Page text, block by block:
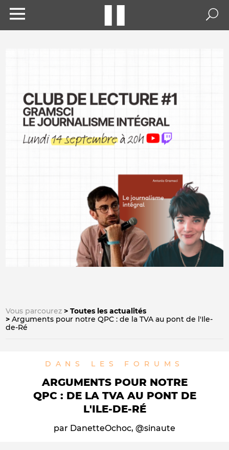
Vous parcourez
Toutes les actualités
Arguments pour notre QPC : de la TVA au pont de l'Ile-
de-Ré
DANS LES FORUMS
ARGUMENTS POUR NOTRE
QPC : DE LA TVA AU PONT DE
L'ILE-DE-RÉ
par DanetteOchoc, @sinaute